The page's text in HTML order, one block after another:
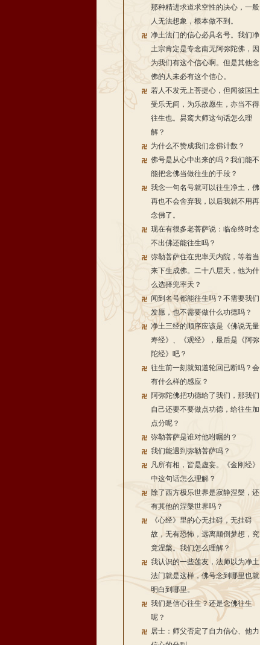
那种精进求道求空性的决心，一般
人无法想象，根本做不到。
净土法门的信心必具名号。我们净
土宗肯定是专念南无阿弥陀佛，因
为我们有这个信心啊。但是其他念
佛的人未必有这个信心。
若人不发无上菩提心，但闻彼国土
受乐无间，为乐故愿生，亦当不得
往生也。昙鸾大师这句话怎么理
解？
为什么不赞成我们念佛计数？
佛号是从心中出来的吗？我们能不
能把念佛当做往生的手段？
我念一句名号就可以往生净土，佛
再也不会舍弃我，以后我就不用再
念佛了。
现在有很多老菩萨说：临命终时念
不出佛还能往生吗？
弥勒菩萨住在兜率天内院，等着当
来下生成佛。二十八层天，他为什
么选择兜率天？
闻到名号都能往生吗？不需要我们
发愿，也不需要做什么功德吗？
净土三经的顺序应该是《佛说无量
寿经》、《观经》，最后是《阿弥
陀经》吧？
往生前一刻就知道轮回已断吗？会
有什么样的感应？
阿弥陀佛把功德给了我们，那我们
自己还要不要做点功德，给往生加
点分呢？
弥勒菩萨是谁对他咐嘱的？
我们能遇到弥勒菩萨吗？
凡所有相，皆是虚妄。《金刚经》
中这句话怎么理解？
除了西方极乐世界是寂静涅槃，还
有其他的涅槃世界吗？
《心经》里的心无挂碍，无挂碍
故，无有恐怖，远离颠倒梦想，究
竟涅槃。我们怎么理解？
我认识的一些莲友，法师以为净土
法门就是这样，佛号念到哪里也就
明白到哪里。
我们是信心往生？还是念佛往生
呢？
居士：师父否定了自力信心、他力